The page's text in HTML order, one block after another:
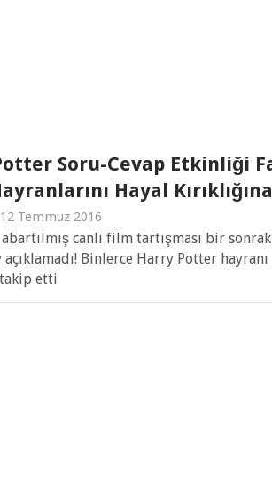
Soru-Cevap Etkinliği
Hayal
12 Temmuz 2016
abartılmış canlı film tartışması bir
Binlerce Harry Potter
takip etti